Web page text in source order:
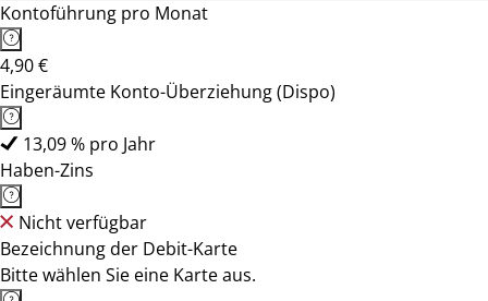
Kontoführung pro Monat
4,90 €
Eingeräumte Konto-Überziehung (Dispo)
13,09 % pro Jahr
Haben-Zins
Nicht verfügbar
Bezeichnung der Debit-Karte
Bitte wählen Sie eine Karte aus.